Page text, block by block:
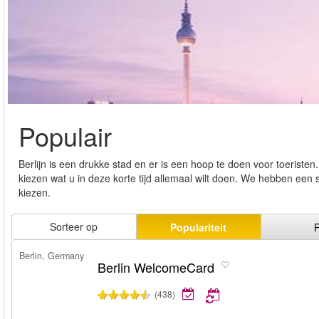
Populair
Berlijn is een drukke stad en er is een hoop te doen voor
kiezen wat u in deze korte tijd allemaal wilt doen. We hebben
kiezen.
Sorteer op Populariteit
Berlin, Germany
Berlin WelcomeCard
(438)